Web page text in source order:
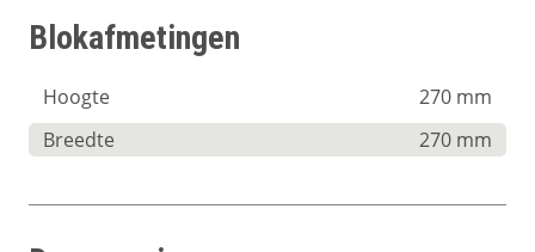
Blokafmetingen
Hoogte
270 mm
Breedte
270 mm